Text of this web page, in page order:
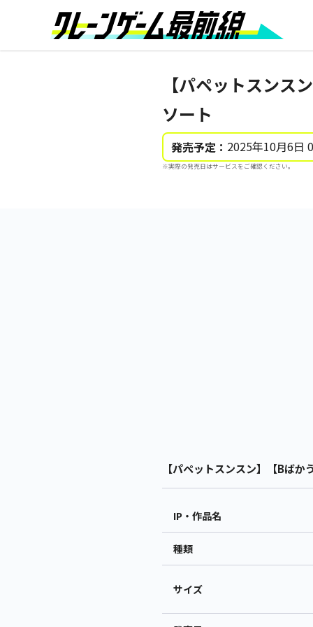
【パペットスンス
ソート
発売予定： 2025年10月6日
※実際の発売日はサービスをご確認ください。
【パペットスンスン】【Bば
IP・作品名
種類
サイズ